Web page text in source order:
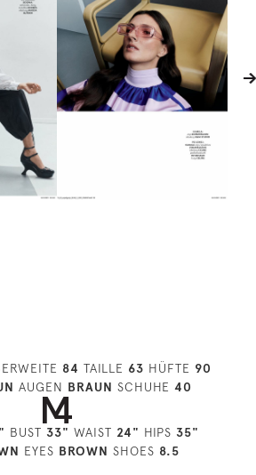
84 TAILLE 63 HÜFTE 90
AUGEN BRAUN SCHUHE 40
BUST 33" WAIST 24" HIPS 35"
EYES BROWN SHOES 8.5